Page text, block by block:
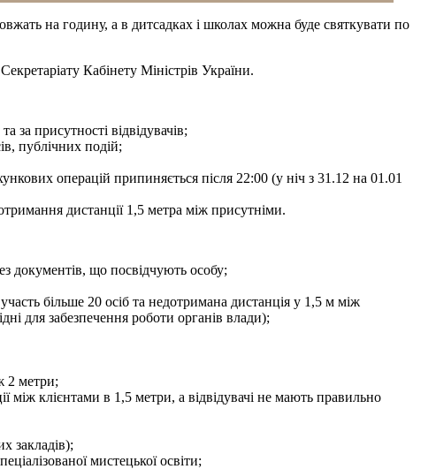
на годину, а в дитсадках і школах можна буде святкувати по
Кабінету Міністрів України.
за присутності відвідувачів;
публічних подій;
операцій припиняється після 22:00 (у ніч з 31.12 на 01.01
дистанції 1,5 метра між присутніми.
документів, що посвідчують особу;
більше 20 осіб та недотримана дистанція у 1,5 м між
для забезпечення роботи органів влади);
2 метри;
між клієнтами в 1,5 метри, а відвідувачі не мають правильно
закладів);
мистецької освіти;